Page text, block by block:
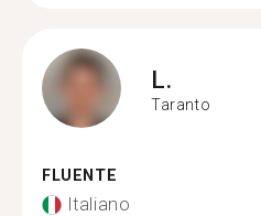
L.
Taranto
FLUENTE
Italiano